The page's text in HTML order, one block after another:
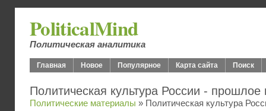
PoliticalMind
Политическая аналитика
Главная Новое Популярное Карта сайта Поиск
Политическая культура России -
Политические материалы » Политическая культура